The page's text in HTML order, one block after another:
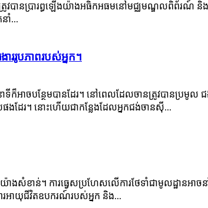
រូវបានប្រារព្ធឡើងយ៉ាងអធិកអធមនៅមជ្ឈមណ្ឌលពិព័រណ៍ និ
នាំ...
ររូបភាពរបស់អ្នក។
ាចបន្ថែមបានដែរ។ នៅពេលដែលចានត្រូវបានប្រមូល ជង់
ងដែរ។ នោះ​ហើយ​ជា​កន្លែង​ដែល​អ្នក​ជង់​ចាន​ស៊ី...
ខាន់។ ការធ្វេសប្រហែសលើការថែទាំជាមូលដ្ឋានអាច
រអាយុជីវិតឧបករណ៍របស់អ្នក និង...